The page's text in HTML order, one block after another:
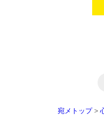
宛メトップ >